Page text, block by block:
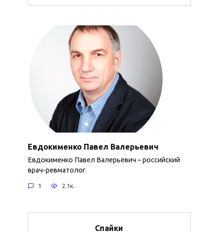
Евдокименко Павел Валерьевич
Евдокименко Павел Валерьевич – российский
врач-ревматолог
1 2.1к.
Спайки